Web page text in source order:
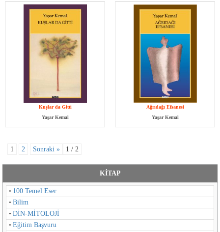
Kuşlar da Gitti
Yaşar Kemal
Ağrıdağı Efsanesi
Yaşar Kemal
1 2 Sonraki » 1 / 2
KİTAP
100 Temel Eser
Bilim
DİN-MİTOLOJİ
Eğitim Başvuru